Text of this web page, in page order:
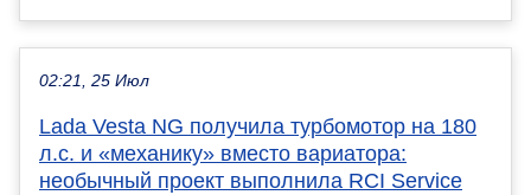
02:21, 25 Июл
Lada Vesta NG получила турбомотор на 180
л.с. и «механику» вместо вариатора:
необычный проект выполнила RCI Service